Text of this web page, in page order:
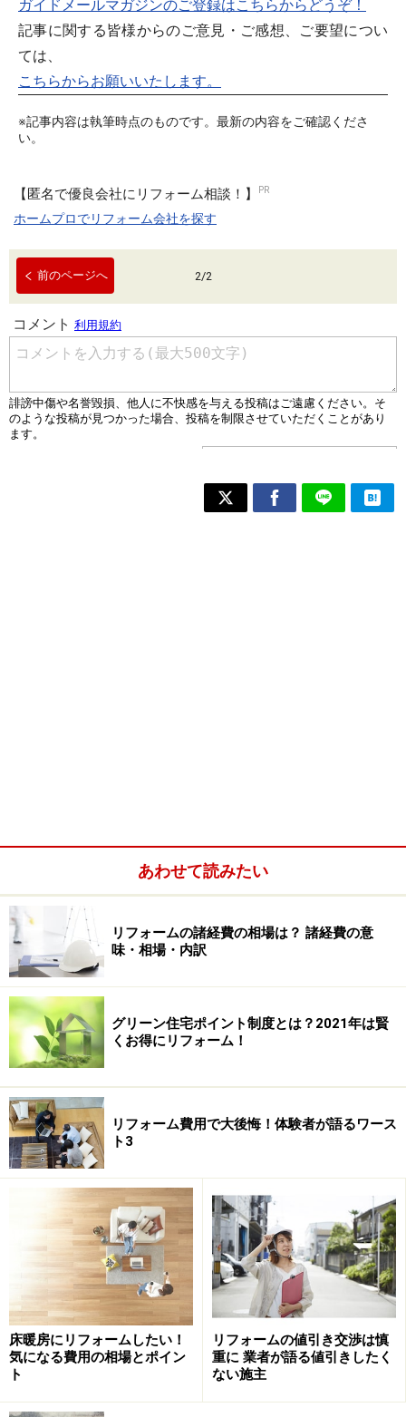
ガイドメールマガジンのご登録はこちらからどうぞ！
記事に関する皆様からのご意見・ご感想、ご要望につい
ては、
こちらからお願いいたします。
※記事内容は執筆時点のものです。最新の内容をご確認くださ
い。
【匿名で優良会社にリフォーム相談！】
ホームプロでリフォーム会社を探す
前のページへ 2/2
あわせて読みたい
リフォームの諸経費の相場は？ 諸経費の意
味・相場・内訳
グリーン住宅ポイント制度とは？2021年は賢
くお得にリフォーム！
リフォーム費用で大後悔！体験者が語るワース
ト3
床暖房にリフォームしたい！
気になる費用の相場とポイン
ト
リフォームの値引き交渉は慎
重に 業者が語る値引きしたく
ない施主